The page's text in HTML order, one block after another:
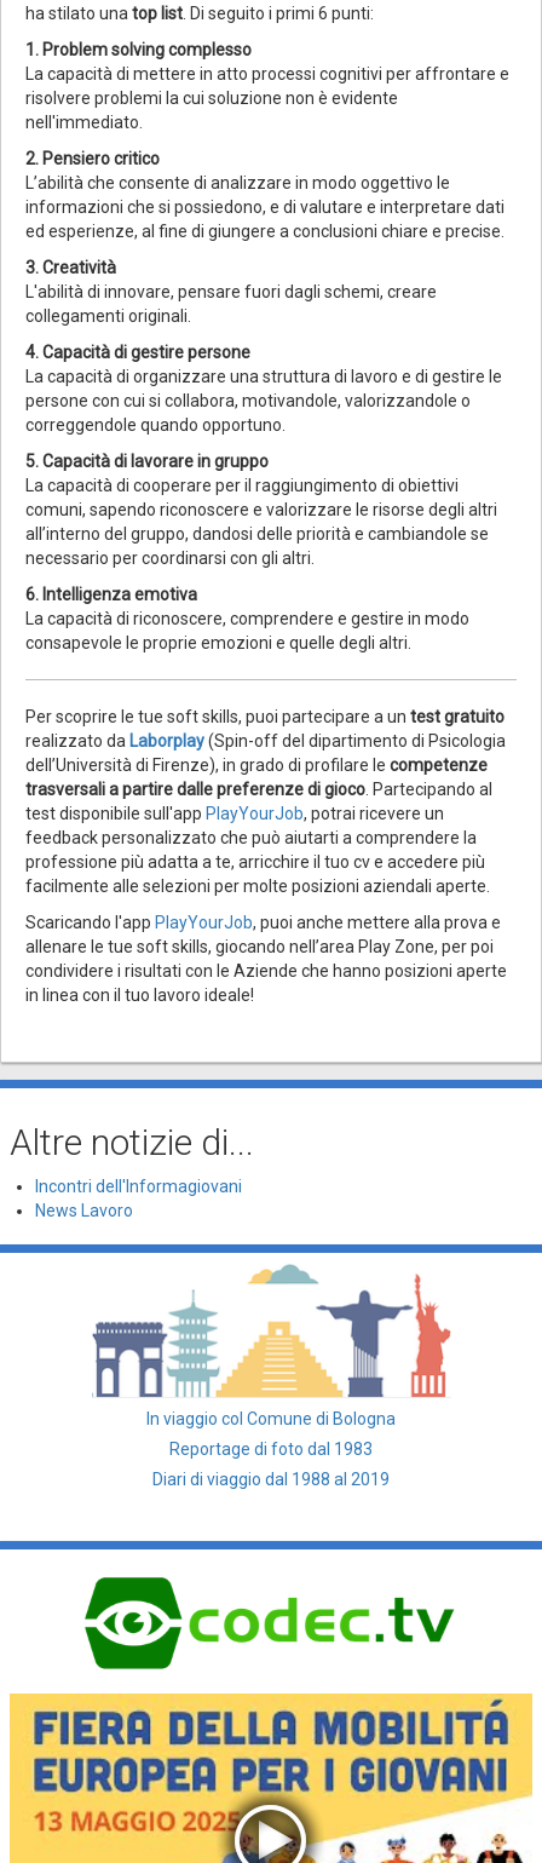
ha stilato una top list . Di seguito i primi 6 punti:
1. Problem solving complesso
La capacità di mettere in atto processi cognitivi per affrontare e
risolvere problemi la cui soluzione non è evidente
nell'immediato.
2. Pensiero critico
L’abilità che consente di analizzare in modo oggettivo le
informazioni che si possiedono, e di valutare e interpretare dati
ed esperienze, al fine di giungere a conclusioni chiare e precise.
3. Creatività
L'abilità di innovare, pensare fuori dagli schemi, creare
collegamenti originali.
4. Capacità di gestire persone
La capacità di organizzare una struttura di lavoro e di gestire le
persone con cui si collabora, motivandole, valorizzandole o
correggendole quando opportuno.
5. Capacità di lavorare in gruppo
La capacità di cooperare per il raggiungimento di obiettivi
comuni, sapendo riconoscere e valorizzare le risorse degli altri
all’interno del gruppo, dandosi delle priorità e cambiandole se
necessario per coordinarsi con gli altri.
6. Intelligenza emotiva
La capacità di riconoscere, comprendere e gestire in modo
consapevole le proprie emozioni e quelle degli altri.
Per scoprire le tue soft skills, puoi partecipare a un test gratuito
realizzato da Laborplay(Spin-off del dipartimento di Psicologia
dell’Università di Firenze), in grado di profilare le competenze
trasversali a partire dalle preferenze di gioco . Partecipando al
test disponibile sull'app PlayYourJob, potrai ricevere un
feedback personalizzato che può aiutarti a comprendere la
professione più adatta a te, arricchire il tuo cv e accedere più
facilmente alle selezioni per molte posizioni aziendali aperte.
Scaricando l'app PlayYourJob, puoi anche mettere alla prova e
allenare le tue soft skills, giocando nell’area Play Zone, per poi
condividere i risultati con le Aziende che hanno posizioni aperte
in linea con il tuo lavoro ideale!
Altre notizie di...
Incontri dell'Informagiovani
News Lavoro
In viaggio col Comune di Bologna
Reportage di foto dal 1983
Diari di viaggio dal 1988 al 2019